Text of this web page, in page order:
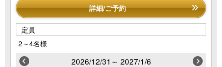
詳細/ご予約
定員
2～4名様
2026/12/31～ 2027/1/6